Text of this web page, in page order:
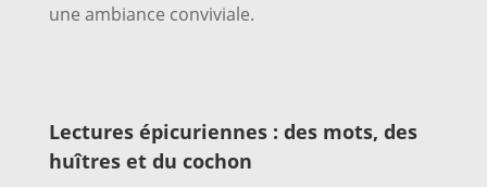
une ambiance conviviale.
Lectures épicuriennes : des mots, des
huîtres et du cochon